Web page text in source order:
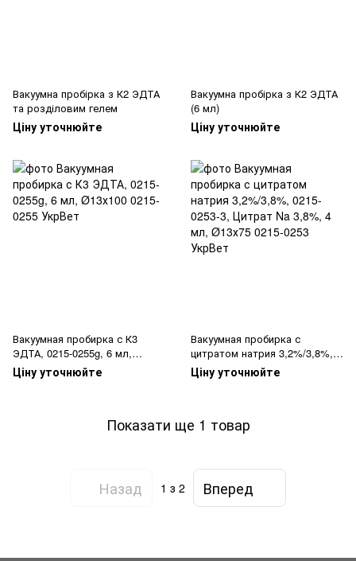
Вакуумна пробірка з К2 ЭДТА
та розділовим гелем
Ціну уточнюйте
Вакуумна пробірка з К2 ЭДТА
(6 мл)
Ціну уточнюйте
Вакуумная пробирка с К3
ЭДТА, 0215-0255g, 6 мл,
Ø13х100
Ціну уточнюйте
Вакуумная пробирка с
цитратом натрия 3,2%/3,8%,
0215-0253-3, Цитрат Na 3,8%,
4 мл, Ø13х75
Ціну уточнюйте
Показати ще 1 товар
Назад 1 з 2 Вперед